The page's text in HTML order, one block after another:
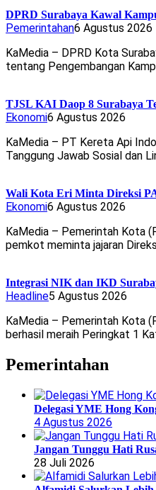
DPRD Surabaya Kawal
Pemerintahan6 Agustus 2026
KaMedia – DPRD Kota
tentang Pengembangan
TJSL KAI Daop 8 Surabaya
Ekonomi6 Agustus 2026
KaMedia – PT Kereta Api
Tanggung Jawab Sosial dan
Wali Kota Eri Minta Direksi
Ekonomi6 Agustus 2026
KaMedia – Pemerintah Kota
pemkot meminta jajaran
Integrasi NIK dan IKD
Headline5 Agustus 2026
KaMedia – Pemerintah Kota
berhasil meraih Peringkat 1
Pemerintahan
Delegasi YME Hong
4 Agustus 2026
Jangan Tunggu Hati
28 Juli 2026